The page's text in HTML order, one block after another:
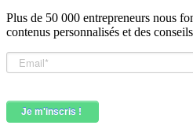
Plus de 50 000 entrepreneurs nous
contenus personnalisés et des